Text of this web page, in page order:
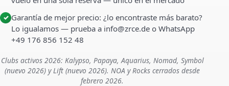
✓ Garantía de mejor precio: ¿lo encontraste más barato?
Lo igualamos — prueba a info@zrce.de o WhatsApp
+49 176 856 152 48
Clubs activos 2026: Kalypso, Papaya, Aquarius, Nomad, Symbol
(nuevo 2026) y Lift (nuevo 2026). NOA y Rocks cerrados desde
febrero 2026.